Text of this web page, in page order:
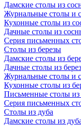
Дамские столы из
Журнальные столы и
Кухонные столы из
Дачные столы из
Серия письменных
Столы из березы
Дамские столы из
Дачные столы из
Журнальные столы и
Кухонные столы из
Письменные столы из
Серия письменных
Столы из дуба
Дамские столы из